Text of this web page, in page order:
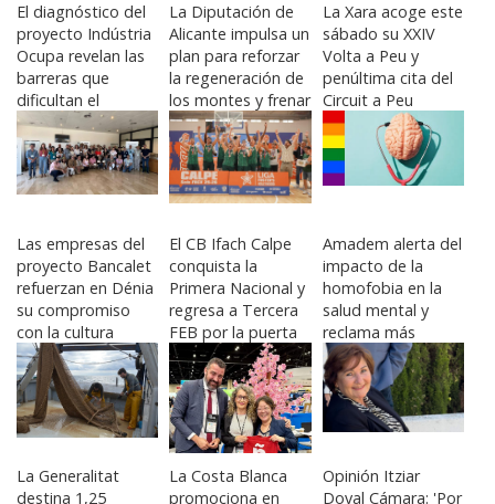
El diagnóstico del
proyecto Indústria
Ocupa revelan las
barreras que
dificultan el
desarrollo del
sector en La
Marina
La Diputación de
Alicante impulsa un
plan para reforzar
la regeneración de
los montes y frenar
el riesgo de
incendios
La Xara acoge este
sábado su XXIV
Volta a Peu y
penúltima cita del
Circuit a Peu
Marina Alta
Las empresas del
proyecto Bancalet
refuerzan en Dénia
su compromiso
con la cultura
agroalimentaria de
la Marina Alta
El CB Ifach Calpe
conquista la
Primera Nacional y
regresa a Tercera
FEB por la puerta
grande
Amadem alerta del
impacto de la
homofobia en la
salud mental y
reclama más
educación en
diversidad
La Generalitat
destina 1,25
La Costa Blanca
promociona en
Opinión Itziar
Doval Cámara: 'Por